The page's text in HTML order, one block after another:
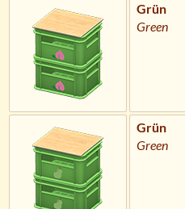
Grün
Green
Grün
Green